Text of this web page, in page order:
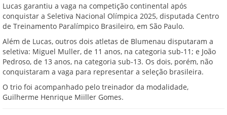
Lucas garantiu a vaga na competição continental após
conquistar a Seletiva Nacional Olímpica 2025, disputada Centro
de Treinamento Paralímpico Brasileiro, em São Paulo.
Além de Lucas, outros dois atletas de Blumenau disputaram a
seletiva: Miguel Muller, de 11 anos, na categoria sub-11; e João
Pedroso, de 13 anos, na categoria sub-13. Os dois, porém, não
conquistaram a vaga para representar a seleção brasileira.
O trio foi acompanhado pelo treinador da modalidade,
Guilherme Henrique Miiller Gomes.